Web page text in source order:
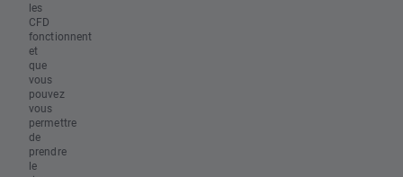
les
CFD
fonctionnent
et
que
vous
pouvez
vous
permettre
de
prendre
le